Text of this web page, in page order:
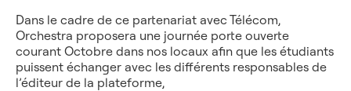
Dans le cadre de ce partenariat avec Télécom,
Orchestra proposera une journée porte ouverte
courant Octobre dans nos locaux afin que les étudiants
puissent échanger avec les différents responsables de
l’éditeur de la plateforme,